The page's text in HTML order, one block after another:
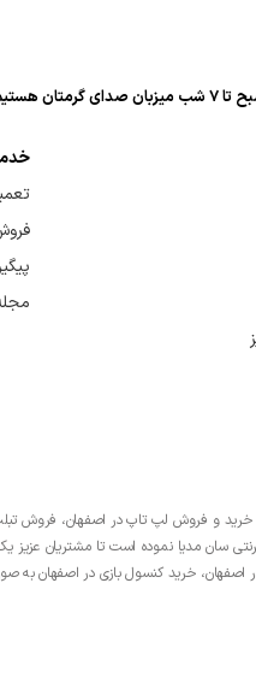
حضوری در زمینه واردات، خرید و فروش لپ تاپ در اصفهان،
سان مدیا نموده است تا مشتریان
اصفهان، خرید کنسول بازی در اصفهان به